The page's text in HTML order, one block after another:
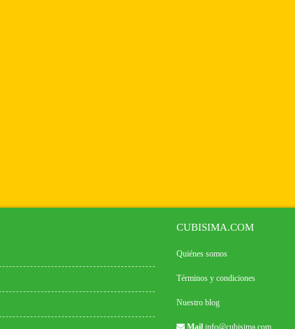
CUBISIMA.COM
Quiénes somos
Términos y condiciones
Nuestro blog
Mail info@cubisima.com